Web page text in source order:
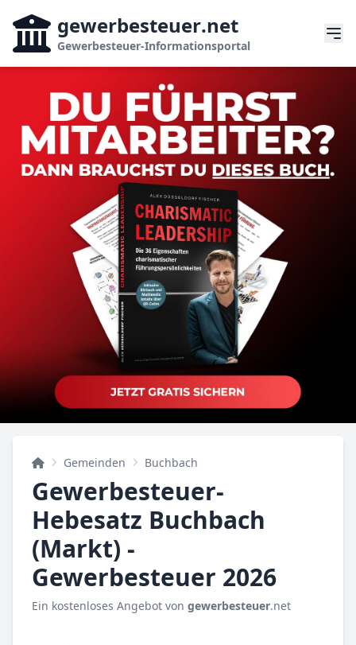
gewerbesteuer.net
Gewerbesteuer-Informationsportal
Gemeinden Buchbach
Gewerbesteuer-
Hebesatz Buchbach
(Markt) -
Gewerbesteuer 2026
Ein kostenloses Angebot von gewerbesteuer.net